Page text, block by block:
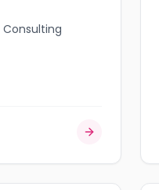
Consulting